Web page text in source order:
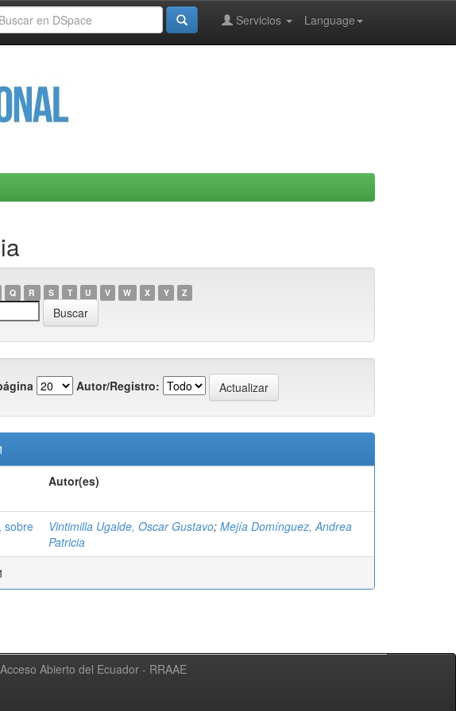
Language
Servicios
Q R S T U V W X Y Z
Autor/Registro:
Autor(es)
sobre
Vintimilla Ugalde, Oscar Gustavo; Mejía Domínguez, Andrea
Patricia
Abierto del Ecuador - RRAAE